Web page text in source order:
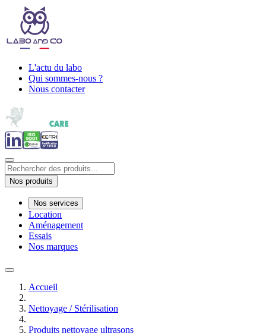
L'actu du labo
Qui sommes-nous ?
Nous contacter
Nos produits
Nos services
Location
Aménagement
Essais
Nos marques
Accueil
Nettoyage / Stérilisation
Produits nettoyage ultrasons